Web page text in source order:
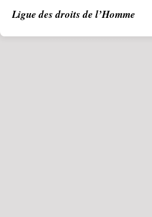
Ligue des droits de l’Homme